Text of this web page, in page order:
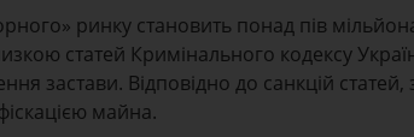
ринку становить понад пів
статей Кримінального кодексу
застави. Відповідно до санкцій
майна.